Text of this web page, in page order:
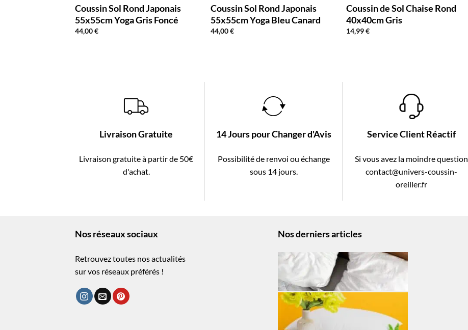
Coussin Sol Rond Japonais
55x55cm Yoga Gris Foncé
44,00€
Coussin Sol Rond Japonais
55x55cm Yoga Bleu Canard
44,00€
Coussin de Sol Chaise Rond
40x40cm Gris
14,99€
Livraison Gratuite
Livraison gratuite à partir de 50€
d'achat.
14 Jours pour Changer d'Avis
Possibilité de renvoi ou échange
sous 14 jours.
Service Client Réactif
Si vous avez la moindre question
contact@univers-coussin-
oreiller.fr
Nos réseaux sociaux
Retrouvez toutes nos actualités
sur vos réseaux préférés !
Nos derniers articles